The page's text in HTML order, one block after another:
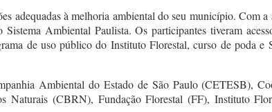
à melhoria ambiental do seu município. Com
Ambiental Paulista. Os participantes tiveram
de uso público do Instituto Florestal, curso de poda
Ambiental do Estado de São Paulo (CETESB),
Naturais (CBRN), Fundação Florestal (FF), Instituto